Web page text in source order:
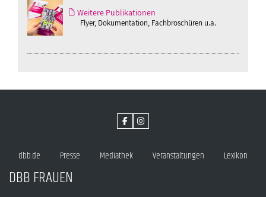
Weitere Publikationen
Flyer, Dokumentation, Fachbroschüren u.a.
dbb.de Presse Mediathek Veranstaltungen Lexikon
DBB FRAUEN